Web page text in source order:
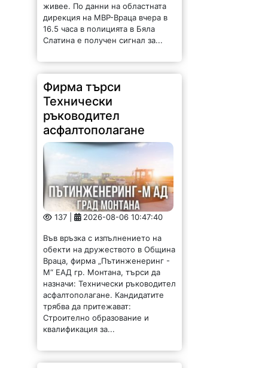
живее. По данни на областната
дирекция на МВР-Враца вчера в
16.5 часа в полицията в Бяла
Слатина е получен сигнал за...
Фирма търси
Технически
ръководител
асфалтополагане
137 | 2026-08-06 10:47:40
Във връзка с изпълнението на
обекти на дружеството в Община
Враца, фирма „Пътинженеринг -
М“ ЕАД гр. Монтана, търси да
назначи: Технически ръководител
асфалтополагане. Кандидатите
трябва да притежават:
Строително образование и
квалификация за...